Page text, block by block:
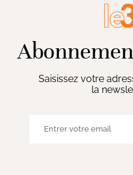
Saisissez votre
la